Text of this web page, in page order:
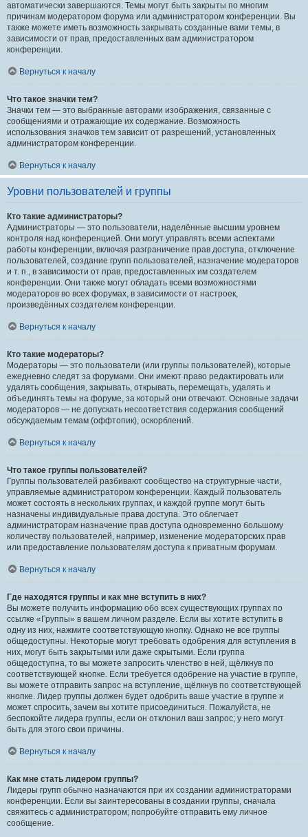
автоматически завершаются. Темы могут быть закрыты по многим
причинам модератором форума или администратором конференции. Вы
также можете иметь возможность закрывать созданные вами темы, в
зависимости от прав, предоставленных вам администратором
конференции.
Вернуться к началу
Что такое значки тем?
Значки тем — это выбранные авторами изображения, связанные с
сообщениями и отражающие их содержание. Возможность
использования значков тем зависит от разрешений, установленных
администратором конференции.
Вернуться к началу
Уровни пользователей и группы
Кто такие администраторы?
Администраторы — это пользователи, наделённые высшим уровнем
контроля над конференцией. Они могут управлять всеми аспектами
работы конференции, включая разграничение прав доступа, отключение
пользователей, создание групп пользователей, назначение модераторов
и т. п., в зависимости от прав, предоставленных им создателем
конференции. Они также могут обладать всеми возможностями
модераторов во всех форумах, в зависимости от настроек,
произведённых создателем конференции.
Вернуться к началу
Кто такие модераторы?
Модераторы — это пользователи (или группы пользователей), которые
ежедневно следят за форумами. Они имеют право редактировать или
удалять сообщения, закрывать, открывать, перемещать, удалять и
объединять темы на форуме, за который они отвечают. Основные задачи
модераторов — не допускать несоответствия содержания сообщений
обсуждаемым темам (оффтопик), оскорблений.
Вернуться к началу
Что такое группы пользователей?
Группы пользователей разбивают сообщество на структурные части,
управляемые администратором конференции. Каждый пользователь
может состоять в нескольких группах, и каждой группе могут быть
назначены индивидуальные права доступа. Это облегчает
администраторам назначение прав доступа одновременно большому
количеству пользователей, например, изменение модераторских прав
или предоставление пользователям доступа к приватным форумам.
Вернуться к началу
Где находятся группы и как мне вступить в них?
Вы можете получить информацию обо всех существующих группах по
ссылке «Группы» в вашем личном разделе. Если вы хотите вступить в
одну из них, нажмите соответствующую кнопку. Однако не все группы
общедоступны. Некоторые могут требовать одобрения для вступления в
них, могут быть закрытыми или даже скрытыми. Если группа
общедоступна, то вы можете запросить членство в ней, щёлкнув по
соответствующей кнопке. Если требуется одобрение на участие в группе,
вы можете отправить запрос на вступление, щёлкнув по соответствующей
кнопке. Лидер группы должен будет одобрить ваше участие в группе и
может спросить, зачем вы хотите присоединиться. Пожалуйста, не
беспокойте лидера группы, если он отклонил ваш запрос; у него могут
быть для этого свои причины.
Вернуться к началу
Как мне стать лидером группы?
Лидеры групп обычно назначаются при их создании администраторами
конференции. Если вы заинтересованы в создании группы, сначала
свяжитесь с администратором; попробуйте отправить ему личное
сообщение.